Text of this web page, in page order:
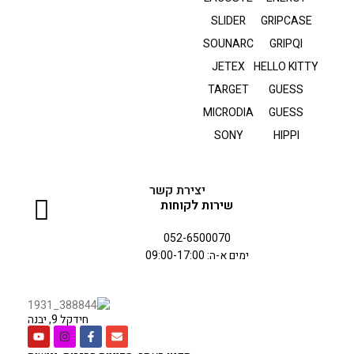
GRIPCASE
GRIPQI
HELLO KITTY
GUESS
GUESS
HIPPI
SLIDER
SOUNARC
JETEX
TARGET
MICRODIA
SONY
יצירת קשר
שירות לקוחות
052-6500070
ימים א-ה: 09:00-17:00
חידקל 9, יבנה